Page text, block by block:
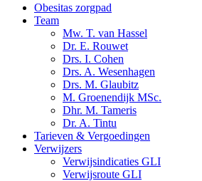
Obesitas zorgpad
Team
Mw. T. van Hassel
Dr. E. Rouwet
Drs. I. Cohen
Drs. A. Wesenhagen
Drs. M. Glaubitz
M. Groenendijk MSc.
Dhr. M. Tameris
Dr. A. Tintu
Tarieven & Vergoedingen
Verwijzers
Verwijsindicaties GLI
Verwijsroute GLI